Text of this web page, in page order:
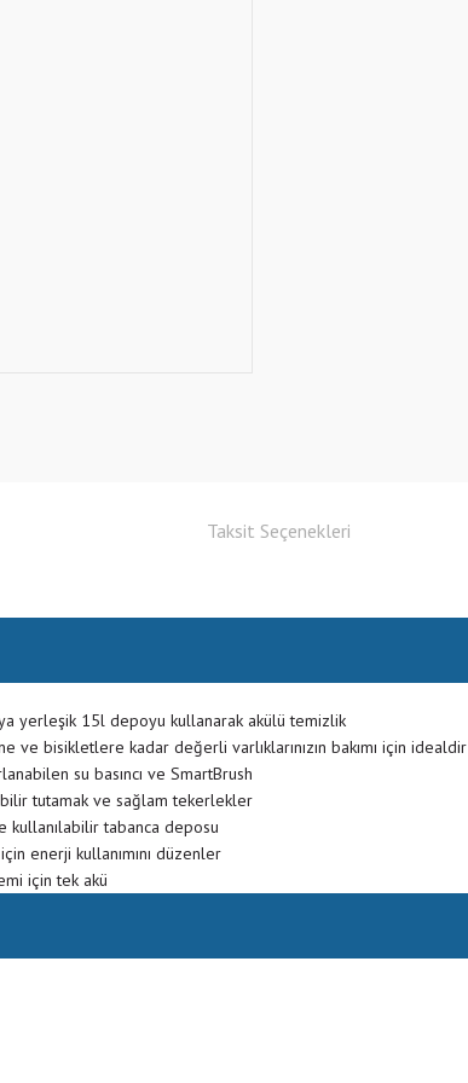
Taksit Seçenekleri
yerleşik 15l depoyu kullanarak akülü temizlik
bisikletlere kadar değerli varlıklarınızın bakımı için idealdir
su basıncı ve SmartBrush
tutamak ve sağlam tekerlekler
kullanılabilir tabanca deposu
enerji kullanımını düzenler
için tek akü